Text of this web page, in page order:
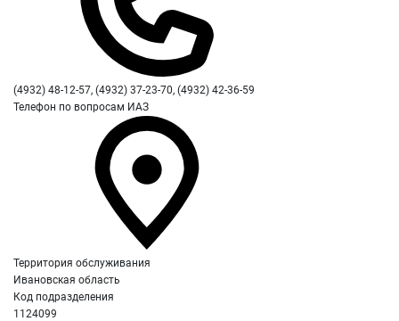
(4932) 48-12-57, (4932) 37-23-70, (4932) 42-36-59
Телефон по вопросам ИАЗ
Территория обслуживания
Ивановская область
Код подразделения
1124099